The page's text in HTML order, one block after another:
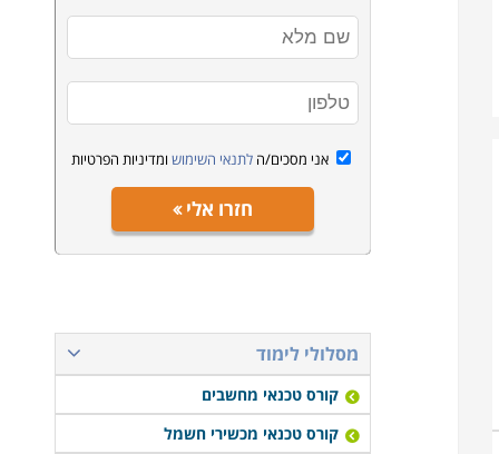
אני מסכים/הלתנאי השימוש ומדיניות הפרטיות
חזרו אלי
מסלולי לימוד
קורס טכנאי מחשבים
קורס טכנאי מכשירי חשמל